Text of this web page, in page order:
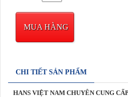
MUA HÀNG
CHI TIẾT SẢN PHẨM
HANS VIỆT NAM CHUYÊN CUNG